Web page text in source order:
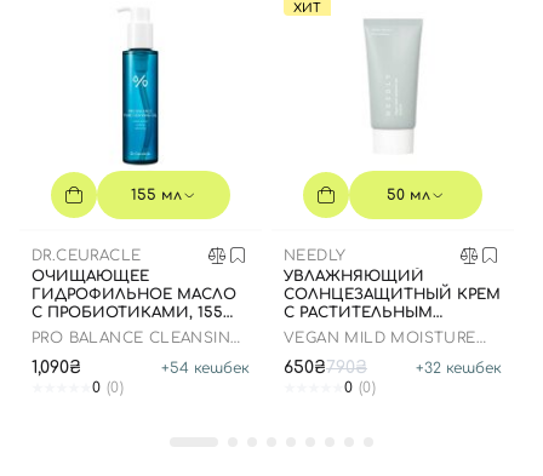
155 мл
DR.CEURACLE
ОЧИЩАЮЩЕЕ
ГИДРОФИЛЬНОЕ МАСЛО
С ПРОБИОТИКАМИ, 155
МЛ
PRO BALANCE CLEANSING
1,090₴ +54 кешбек
0 (0)
ХИТ
50 мл
NEEDLY
УВЛАЖНЯЮЩИЙ
СОЛНЦЕЗАЩИТНЫЙ КРЕМ
С РАСТИТЕЛЬНЫМ
СКВАЛАНОМ, 50 МЛ
VEGAN MILD MOISTURE
650₴790₴ +32 кешбек
0 (0)
Войти с помощью e-mail